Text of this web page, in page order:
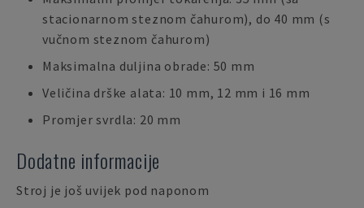
stacionarnom steznom čahurom), do 40 mm (s
vučnom steznom čahurom)
Maksimalna duljina obrade: 50 mm
Veličina drške alata: 10 mm, 12 mm i 16 mm
Promjer svrdla: 20 mm
Dodatne informacije
Stroj je još uvijek pod naponom